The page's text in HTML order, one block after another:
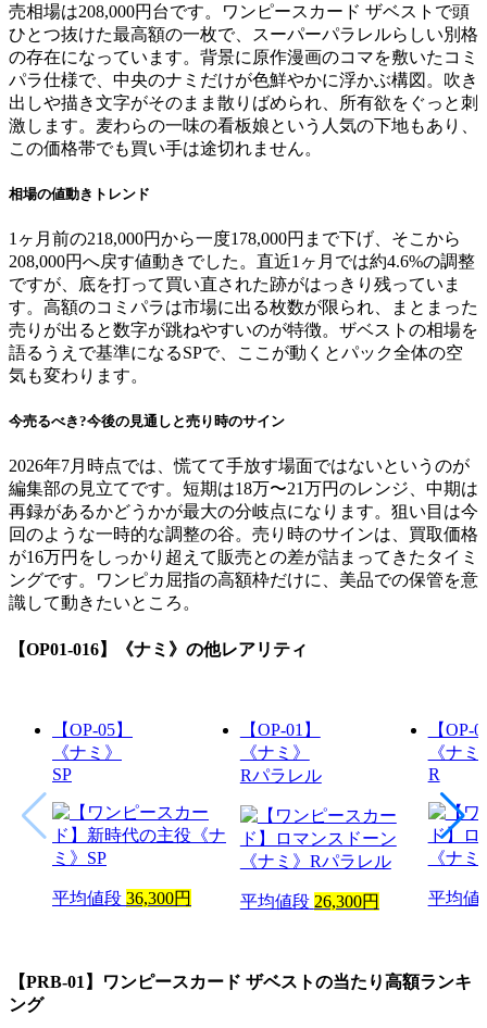
売相場は208,000円台です。ワンピースカード ザベストで頭
ひとつ抜けた最高額の一枚で、スーパーパラレルらしい別格
の存在になっています。背景に原作漫画のコマを敷いたコミ
パラ仕様で、中央のナミだけが色鮮やかに浮かぶ構図。吹き
出しや描き文字がそのまま散りばめられ、所有欲をぐっと刺
激します。麦わらの一味の看板娘という人気の下地もあり、
この価格帯でも買い手は途切れません。
相場の値動きトレンド
1ヶ月前の218,000円から一度178,000円まで下げ、そこから
208,000円へ戻す値動きでした。直近1ヶ月では約4.6%の調整
ですが、底を打って買い直された跡がはっきり残っていま
す。高額のコミパラは市場に出る枚数が限られ、まとまった
売りが出ると数字が跳ねやすいのが特徴。ザベストの相場を
語るうえで基準になるSPで、ここが動くとパック全体の空
気も変わります。
今売るべき?今後の見通しと売り時のサイン
2026年7月時点では、慌てて手放す場面ではないというのが
編集部の見立てです。短期は18万〜21万円のレンジ、中期は
再録があるかどうかが最大の分岐点になります。狙い目は今
回のような一時的な調整の谷。売り時のサインは、買取価格
が16万円をしっかり超えて販売との差が詰まってきたタイミ
ングです。ワンピカ屈指の高額枠だけに、美品での保管を意
識して動きたいところ。
【OP01-016】《ナミ》 の他レアリティ
【OP-05】
《ナミ》
SP
平均値段 36,300円
【OP-01】
《ナミ》
Rパラレル
平均値段 26,300円
【OP-
《ナミ
R
平均値
【PRB-01】ワンピースカード ザベストの当たり高額ランキ
ング